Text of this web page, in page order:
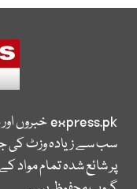
express.pkخبروں
سب سے زیادہ وزٹ کی
پر شائع شدہ تمام